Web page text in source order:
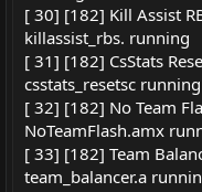
[ 30] [182] Kill Assist
killassist_rbs. running
[ 31] [182] CsStats
csstats_resetsc running
[ 32] [182] No Team
NoTeamFlash.amx
[ 33] [182] Team
team_balancer.a